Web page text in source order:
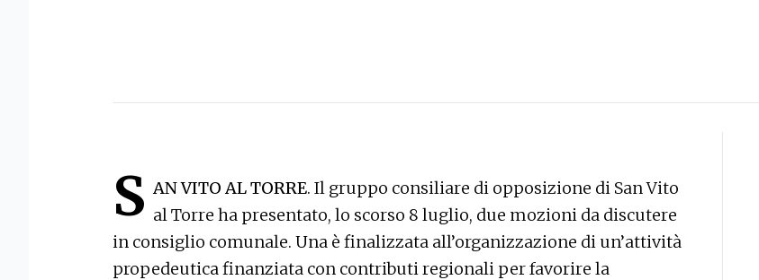
S AN VITO AL TORRE. Il gruppo consiliare di opposizione di San Vito
al Torre ha presentato, lo scorso 8 luglio, due mozioni da discutere
in consiglio comunale. Una è finalizzata all’organizzazione di un’attività
propedeutica finanziata con contributi regionali per favorire la